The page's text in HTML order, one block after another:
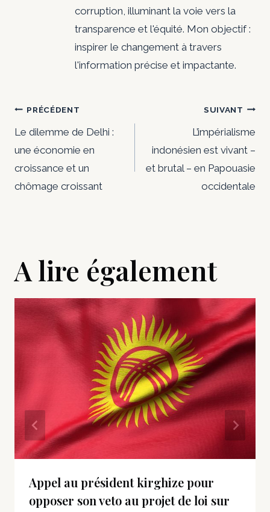
corruption, illuminant la voie vers la
transparence et l'équité. Mon objectif :
inspirer le changement à travers
l'information précise et impactante.
Navigation
de
l’article
PRÉCÉDENT
Le dilemme de Delhi :
une économie en
croissance et un
chômage croissant
SUIVANT
L’impérialisme
indonésien est vivant –
et brutal – en Papouasie
occidentale
A lire également
Appel au président kirghize pour
opposer son veto au projet de loi sur